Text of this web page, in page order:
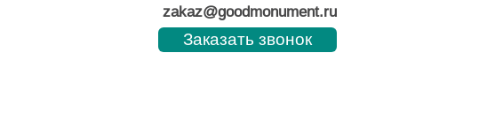
Заказать звонок
zakaz@goodmonument.ru